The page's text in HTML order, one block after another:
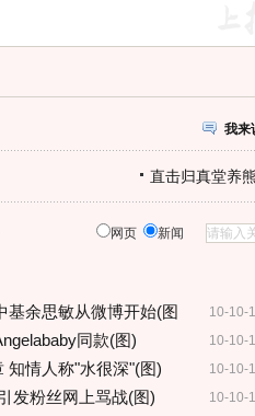
我来
直击归真堂养
网页 新闻
10-10-
基余思敏从微博开始(图
10-10-
同款(图)
10-10-
知情人称"水很深"(图)
10-10-
发粉丝网上骂战(图)